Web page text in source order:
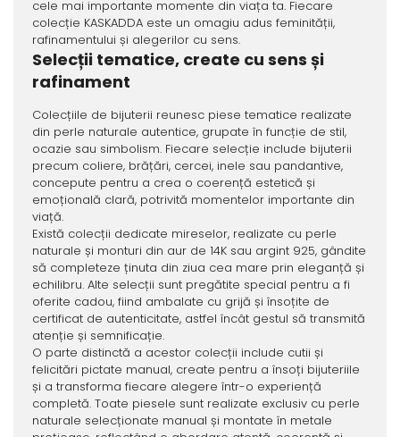
cele mai importante momente din viața ta. Fiecare
colecție KASKADDA este un omagiu adus feminității,
rafinamentului și alegerilor cu sens.
Selecții tematice, create cu sens și
rafinament
Colecțiile de bijuterii reunesc piese tematice realizate
din perle naturale autentice, grupate în funcție de stil,
ocazie sau simbolism. Fiecare selecție include bijuterii
precum coliere, brățări, cercei, inele sau pandantive,
concepute pentru a crea o coerență estetică și
emoțională clară, potrivită momentelor importante din
viață.
Există colecții dedicate mireselor, realizate cu perle
naturale și monturi din aur de 14K sau argint 925, gândite
să completeze ținuta din ziua cea mare prin eleganță și
echilibru. Alte selecții sunt pregătite special pentru a fi
oferite cadou, fiind ambalate cu grijă și însoțite de
certificat de autenticitate, astfel încât gestul să transmită
atenție și semnificație.
O parte distinctă a acestor colecții include cutii și
felicitări pictate manual, create pentru a însoți bijuteriile
și a transforma fiecare alegere într-o experiență
completă. Toate piesele sunt realizate exclusiv cu perle
naturale selecționate manual și montate în metale